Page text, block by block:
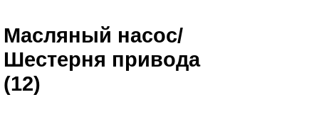
Масляный насос/
Шестерня привода
(12)